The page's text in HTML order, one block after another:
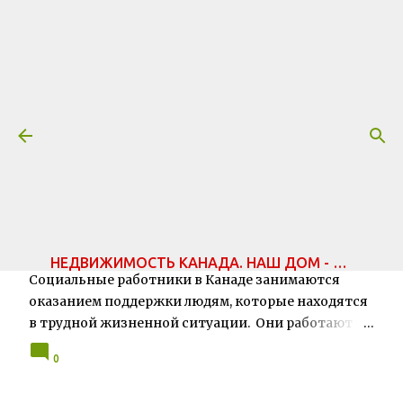
НЕДВИЖИМОСТЬ КАНАДА. НАШ ДОМ - ТОРОНТО.
Социальные работники в Канаде занимаются
оказанием поддержки людям, которые находятся
в трудной жизненной ситуации. Они работают в
различных областях, таких как здравоохранение,
образование, правоохранительные органы, а
0